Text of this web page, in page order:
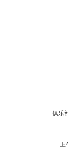
俱乐
上